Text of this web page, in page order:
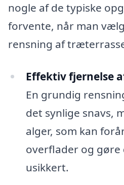
nogle af de typiske
forvente, når man
rensning af
Effektiv fjernelse
En grundig
det synlige snavs,
alger, som kan
overflader og
usikkert.